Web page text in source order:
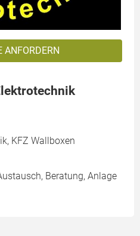
ANFORDERN
KFZ Wallboxen
Beratung, Anlage